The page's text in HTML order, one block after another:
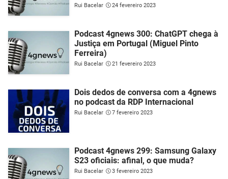
Rui Bacelar 24 fevereiro 2023
Podcast 4gnews 300: ChatGPT chega à
Justiça em Portugal (Miguel Pinto
Ferreira)
Rui Bacelar 21 fevereiro 2023
Dois dedos de conversa com a 4gnews
no podcast da RDP Internacional
Rui Bacelar 7 fevereiro 2023
Podcast 4gnews 299: Samsung Galaxy
S23 oficiais: afinal, o que muda?
Rui Bacelar 3 fevereiro 2023